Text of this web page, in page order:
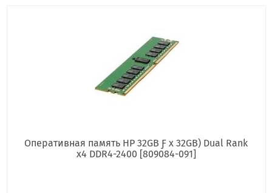
Оперативная память HP 32GB Ƒ x 32GB) Dual Rank
x4 DDR4-2400 [809084-091]